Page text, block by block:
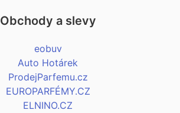
Obchody a slevy
eobuv
Auto Hotárek
ProdejParfemu.cz
EUROPARFÉMY.CZ
ELNINO.CZ